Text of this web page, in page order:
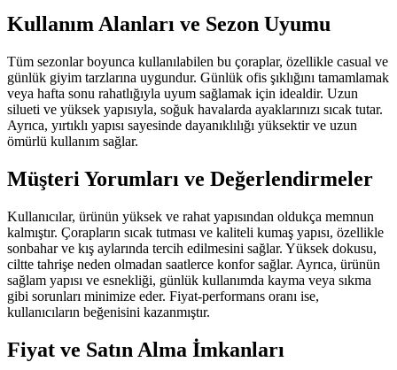
Kullanım Alanları ve Sezon Uyumu
Tüm sezonlar boyunca kullanılabilen bu çoraplar, özellikle casual ve
günlük giyim tarzlarına uygundur. Günlük ofis şıklığını tamamlamak
veya hafta sonu rahatlığıyla uyum sağlamak için idealdir. Uzun
silueti ve yüksek yapısıyla, soğuk havalarda ayaklarınızı sıcak tutar.
Ayrıca, yırtıklı yapısı sayesinde dayanıklılığı yüksektir ve uzun
ömürlü kullanım sağlar.
Müşteri Yorumları ve Değerlendirmeler
Kullanıcılar, ürünün yüksek ve rahat yapısından oldukça memnun
kalmıştır. Çorapların sıcak tutması ve kaliteli kumaş yapısı, özellikle
sonbahar ve kış aylarında tercih edilmesini sağlar. Yüksek dokusu,
ciltte tahrişe neden olmadan saatlerce konfor sağlar. Ayrıca, ürünün
sağlam yapısı ve esnekliği, günlük kullanımda kayma veya sıkma
gibi sorunları minimize eder. Fiyat-performans oranı ise,
kullanıcıların beğenisini kazanmıştır.
Fiyat ve Satın Alma İmkanları